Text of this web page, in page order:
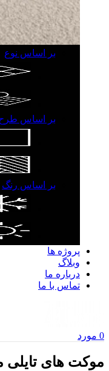
بر اساس نوع
بر اساس
بر اساس رنگ
پروژه ها
وبلاگ
درباره ما
تماس با ما
0 مورد
موکت های